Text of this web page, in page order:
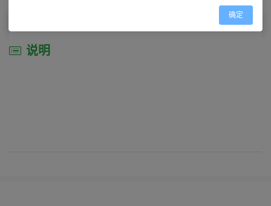
说明
确定